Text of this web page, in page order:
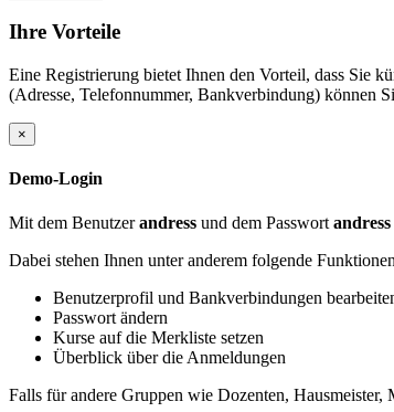
Ihre Vorteile
Eine Registrierung bietet Ihnen den Vorteil, dass Sie
(Adresse, Telefonnummer, Bankverbindung) können
×
Demo-Login
Mit dem Benutzerandress und dem Passwort andress
Dabei stehen Ihnen unter anderem folgende
Benutzerprofil und Bankverbindungen
Passwort ändern
Kurse auf die Merkliste setzen
Überblick über die Anmeldungen
Falls für andere Gruppen wie Dozenten,